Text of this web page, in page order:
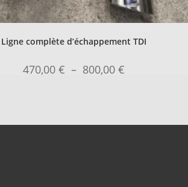
Ligne complète d’échappement TDI
470,00€ – 800,00€